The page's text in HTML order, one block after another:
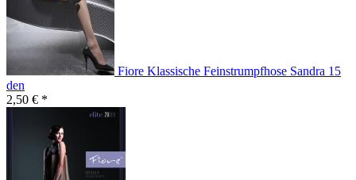
Fiore Klassische Feinstrumpfhose Sandra 15
den
2,50 € *